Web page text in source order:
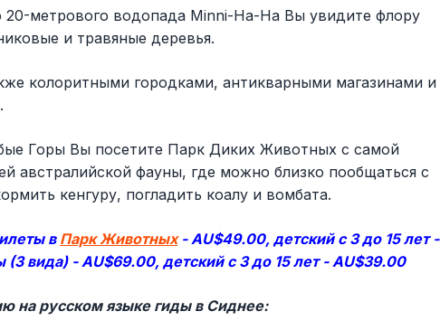
20-метрового водопада Minni-Ha-Ha Вы увидите флору
и травяные деревья.
колоритными городками, антикварными магазинами и
Горы Вы посетите Парк Диких Животных с самой
австралийской фауны, где можно близко пообщаться с
кенгуру, погладить коалу и вомбата.
в Парк Животных- AU$49.00, детский с 3 до 15 лет -
вида) - AU$69.00, детский с 3 до 15 лет - AU$39.00
на русском языке гиды в Сиднее: